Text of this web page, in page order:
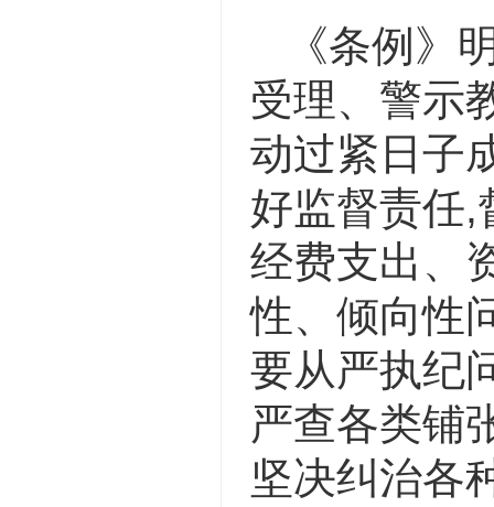
《条例》
受理、警示
动过紧日子
好监督责任,
经费支出、
性、倾向性
要从严执纪
严查各类铺
坚决纠治各